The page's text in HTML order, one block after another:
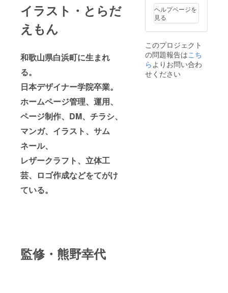
イラスト・とらだ
えもん
和歌山県白浜町に生まれ
る。
日本デザイナー学院卒業。
ホームページ管理、運用、
ページ制作、DM、チラシ、
マンガ、イラスト、サム
ネール、
レザークラフト、立体工
芸、ロゴ作成などをてがけ
ている。
監修・熊野幸代
が必ず
載りま
す。 文
字のみ
支援
時、必
ず備考
欄に掲
載を希
ヘルプページを
見る
このプロジェクト
の問題報告はこち
ら よりお問い合わ
せください